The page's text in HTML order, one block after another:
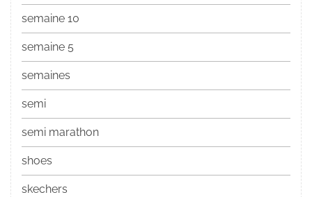
semaine 10
semaine 5
semaines
semi
semi marathon
shoes
skechers